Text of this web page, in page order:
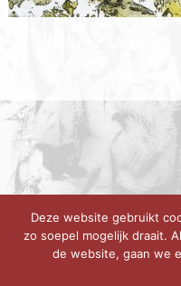
Deze website gebruikt
zo soepel mogelijk draait.
de website, gaan we